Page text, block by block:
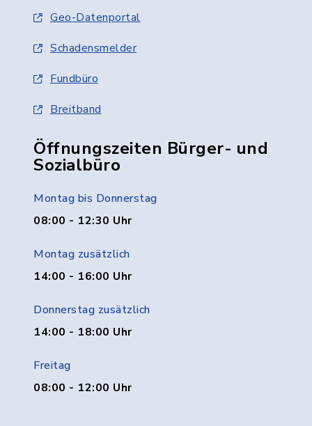
Geo-Datenportal
Schadensmelder
Fundbüro
Breitband
Öffnungszeiten Bürger- und
Sozialbüro
Montag bis Donnerstag
08:00 - 12:30 Uhr
Montag zusätzlich
14:00 - 16:00 Uhr
Donnerstag zusätzlich
14:00 - 18:00 Uhr
Freitag
08:00 - 12:00 Uhr